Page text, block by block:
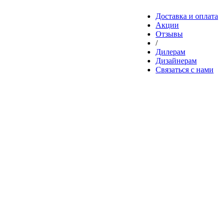
Доставка и оплата
Акции
Отзывы
/
Дилерам
Дизайнерам
Связаться с нами